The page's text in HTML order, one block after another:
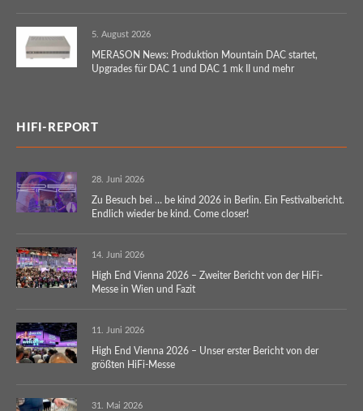
5. August 2026
MERASON News: Produktion Mountain DAC startet,
Upgrades für DAC 1 und DAC 1 mk II und mehr
HIFI-REPORT
28. Juni 2026
Zu Besuch bei … be kind 2026 in Berlin. Ein Festivalbericht.
Endlich wieder be kind. Come closer!
14. Juni 2026
High End Vienna 2026 – Zweiter Bericht von der HiFi-
Messe in Wien und Fazit
11. Juni 2026
High End Vienna 2026 – Unser erster Bericht von der
größten HiFi-Messe
31. Mai 2026